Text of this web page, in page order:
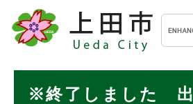
メニューを飛ばして本
キ
ー
ワ
※終了しました 出